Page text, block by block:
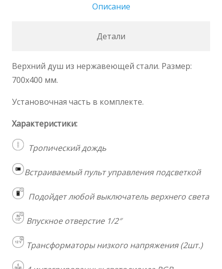
Описание
Детали
Верхний душ из нержавеющей стали. Размер:
700х400 мм.
Установочная часть в комплекте.
Характеристики:
Тропический дождь
Встраиваемый пульт управления подсветкой
Подойдет любой выключатель верхнего света
Впускное отверстие 1/2″
Трансформаторы низкого напряжения (2шт.)